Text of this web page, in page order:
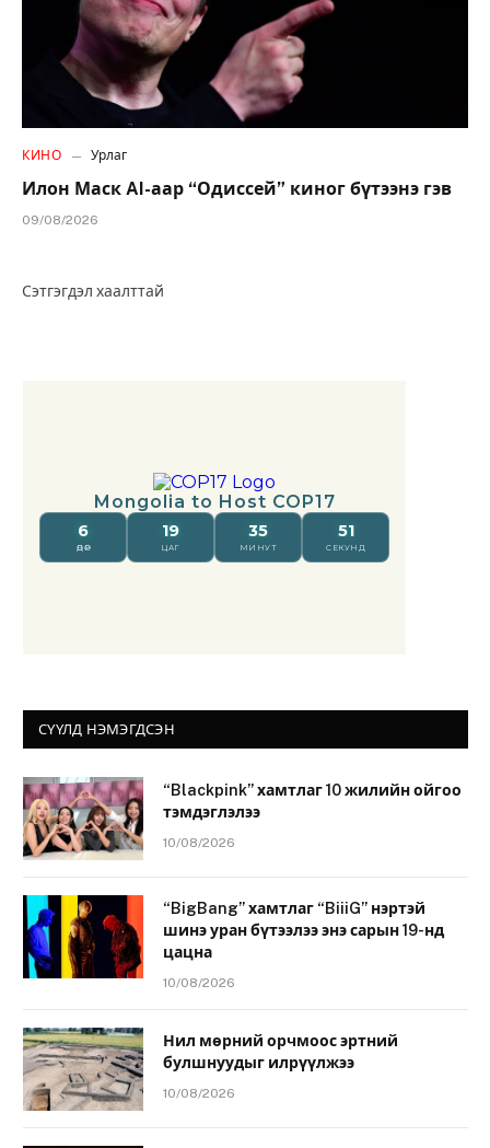
КИНО Урлаг
Илон Маск AI-аар “Одиссей” киног бүтээнэ гэв
09/08/2026
Сэтгэгдэл хаалттай
СҮҮЛД НЭМЭГДСЭН
“Blackpink” хамтлаг 10 жилийн ойгоо
тэмдэглэлээ
10/08/2026
“BigBang” хамтлаг “BiiiG” нэртэй
шинэ уран бүтээлээ энэ сарын 19-нд
цацна
10/08/2026
Нил мөрний орчмоос эртний
булшнуудыг илрүүлжээ
10/08/2026